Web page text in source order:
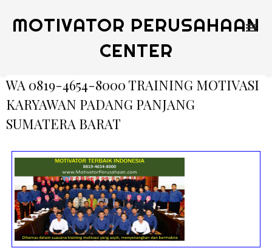
MOTIVATOR PERUSAHAAN
CENTER
WA 0819-4654-8000 TRAINING MOTIVASI
KARYAWAN PADANG PANJANG
SUMATERA BARAT